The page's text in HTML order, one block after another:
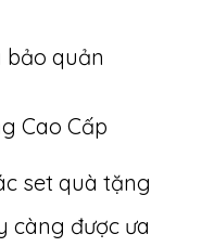
bảo quản
Cao Cấp
set quà tặng
càng được ưa